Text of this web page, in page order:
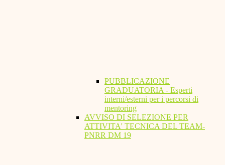
PUBBLICAZIONE
GRADUATORIA - Esperti
interni/esterni per i percorsi di
mentoring
AVVISO DI SELEZIONE PER
ATTIVITA' TECNICA DEL TEAM-
PNRR DM 19